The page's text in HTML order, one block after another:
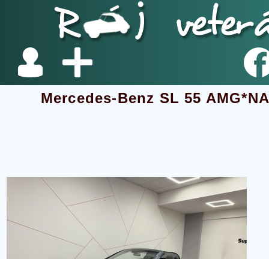
Mercedes-Benz SL 55